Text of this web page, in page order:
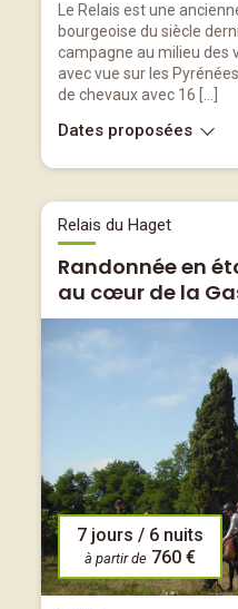
Le Relais est une
bourgeoise du siècle
campagne au milieu des
avec vue sur les
de chevaux avec 16 […]
Dates proposées
Relais du Haget
Randonnée en
au cœur de la
7 jours / 6 nuits
à partir de 760 €